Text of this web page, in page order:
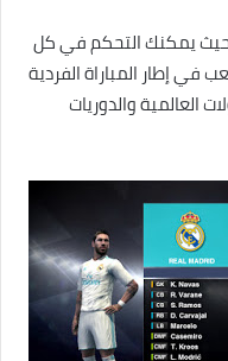
حيث يمكنك التحكم في كل
إطار المباراة الفردية
العالمية والدوريات